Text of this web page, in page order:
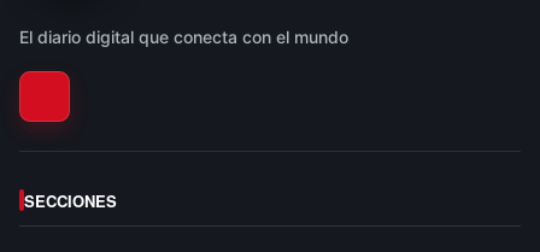
El diario digital que conecta con el mundo
SECCIONES